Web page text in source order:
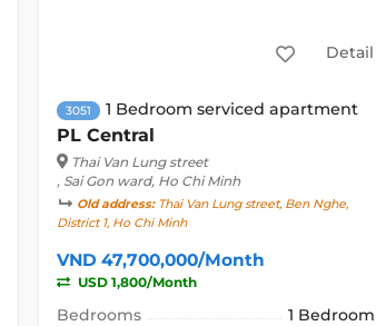
Detail
3051 1 Bedroom serviced apartment
PL Central
Thai Van Lung street
, Sai Gon ward, Ho Chi Minh
Old address:Thai Van Lung street, Ben Nghe,
District 1, Ho Chi Minh
VND 47,700,000/Month
USD 1,800/Month
Bedrooms
1 Bedroom